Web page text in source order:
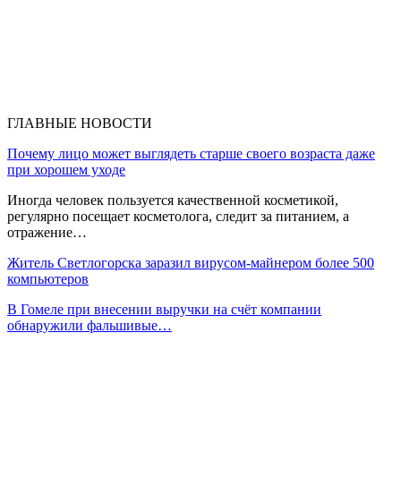
ГЛАВНЫЕ НОВОСТИ
Почему лицо может выглядеть старше своего возраста даже
при хорошем уходе
Иногда человек пользуется качественной косметикой,
регулярно посещает косметолога, следит за питанием, а
отражение…
Житель Светлогорска заразил вирусом-майнером более 500
компьютеров
В Гомеле при внесении выручки на счёт компании
обнаружили фальшивые…